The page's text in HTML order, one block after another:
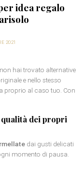
idea regalo
2021
hai trovato alternative
e nello stesso
proprio al caso tuo. Con
dei propri
dai gusti delicati
momento di pausa.